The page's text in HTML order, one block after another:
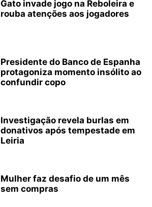
Gato invade jogo na Reboleira e
rouba atenções aos jogadores
Presidente do Banco de Espanha
protagoniza momento insólito ao
confundir copo
Investigação revela burlas em
donativos após tempestade em
Leiria
Mulher faz desafio de um mês
sem compras